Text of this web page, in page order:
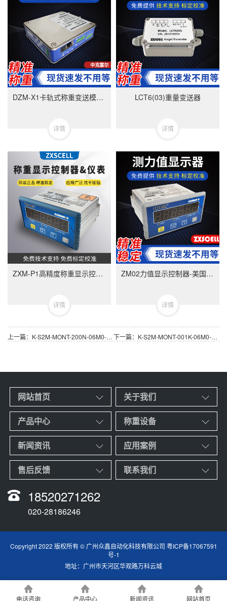
DZM-X1卡轨式称重变送模块-美国中克塞尔品牌
详情
LCT6(03)重量变送器
详情
ZXM-P1高精度称重显示控制器-ZXMP1美国中克塞尔品牌称重仪表
详情
ZM02力值显示控制器-美国中克塞尔品牌称重仪表
详情
上一篇：K-S2M-MONT-200N-06M0-Q-T力传感器 德国HBM非标拉压向力传感器 下一篇：K-S2M-MONT-001K-06M0-Q-T力传感器 德国HBM非标拉压向力传感器
网站首页 关于我们
产品中心 称重设备
新闻资讯 应用案例
售后反馈 联系我们
18520271262
020-28186246
Copyright 2022 版权所有 © 广州众鑫自动化科技有限公司 粤ICP备17067591
号-1
地址：广州市天河区华观路万科云城
电话咨询 产品中心 新闻资讯 网站首页